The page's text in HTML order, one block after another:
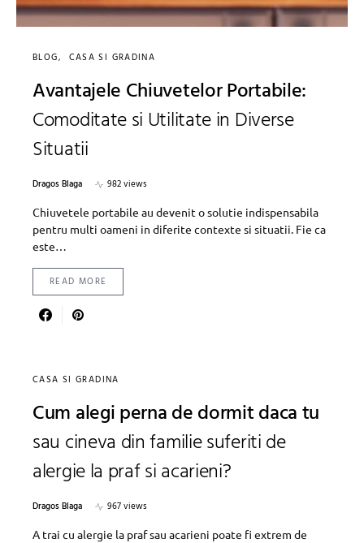
BLOG CASA SI GRADINA
Avantajele Chiuvetelor Portabile:
Comoditate si Utilitate in Diverse
Situatii
Dragos Blaga
982 views
Chiuvetele portabile au devenit o solutie indispensabila
pentru multi oameni in diferite contexte si situatii. Fie ca
este…
READ MORE
CASA SI GRADINA
Cum alegi perna de dormit daca tu
sau cineva din familie suferiti de
alergie la praf si acarieni?
Dragos Blaga
967 views
A trai cu alergie la praf sau acarieni poate fi extrem de